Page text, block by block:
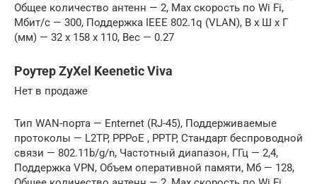
Общее количество антенн — 2, Max скорость по Wi Fi,
Мбит/с — 300, Поддержка IEEE 802.1q (VLAN), В x Ш x Г
(мм) — 32 x 158 x 110, Вес — 0.27
Роутер ZyXel Keenetic Viva
Нет в продаже
Тип WAN-порта — Enternet (RJ-45), Поддерживаемые
протоколы — L2TP, PPPoE , PPTP, Стандарт беспроводной
связи — 802.11b/g/n, Частотный диапазон, ГГц — 2,4,
Поддержка VPN, Объем оперативной памяти, Мб — 128,